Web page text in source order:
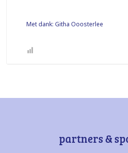
Met dank: Githa Ooosterlee
partners &